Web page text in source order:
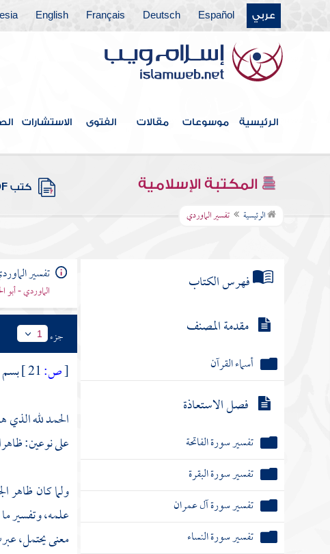
عربي Español
Deutsch
Français
English
الرئيسية موسوعات مقالات الفتوى الاستشارات
المكتبة الإسلامية كتب PDF
الرئيسية تفسير الماوردي
فهرس الكتاب
مقدمة المصنف
أسماء القرآن
فصل الاستعاذة
تفسير سورة الفاتحة
تفسير سورة البقرة
تفسير سورة آل عمران
تفسير سورة النساء
تفسير
الماوردي -
جزء 1
[ص:
بسم
الحمد لله الذي
على نوعين:
ولما كان ظاهر
علمه، وتفسير
معنى يحتمل،